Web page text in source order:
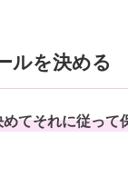
ルを決める
てそれに従って